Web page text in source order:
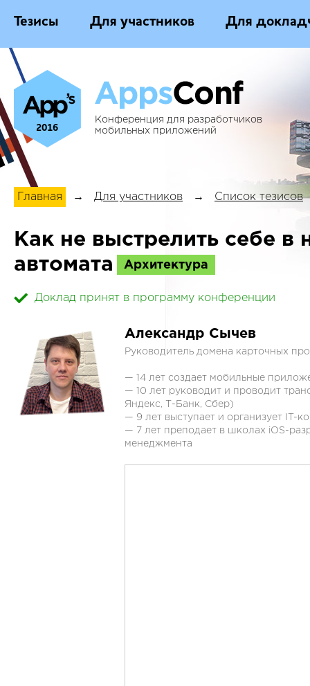
Тезисы Для участников Для
2016
Конференция для разработчиков
мобильных приложений
Главная → Для участников → Список тезисов
Как не выстрелить себе в
автомата
Архитектура
Доклад принят в программу конференции
Александр Сычев
Руководитель домена карточных
— 14 лет создает мобильные
— 10 лет руководит и проводит
Яндекс, Т-Банк, Сбер)
— 9 лет выступает и организует IT-
— 7 лет преподает в школах iOS-
менеджмента